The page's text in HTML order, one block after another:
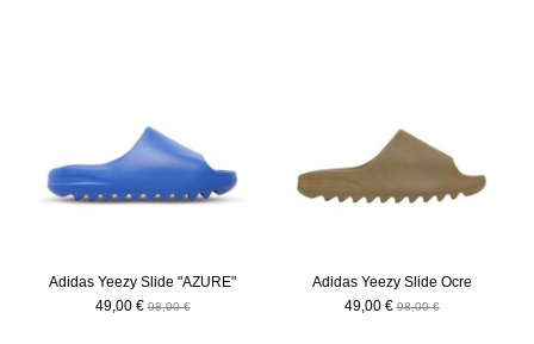
Adidas Yeezy Slide "AZURE"
49,00 € 98,00 €
Adidas Yeezy Slide Ocre
49,00 € 98,00 €